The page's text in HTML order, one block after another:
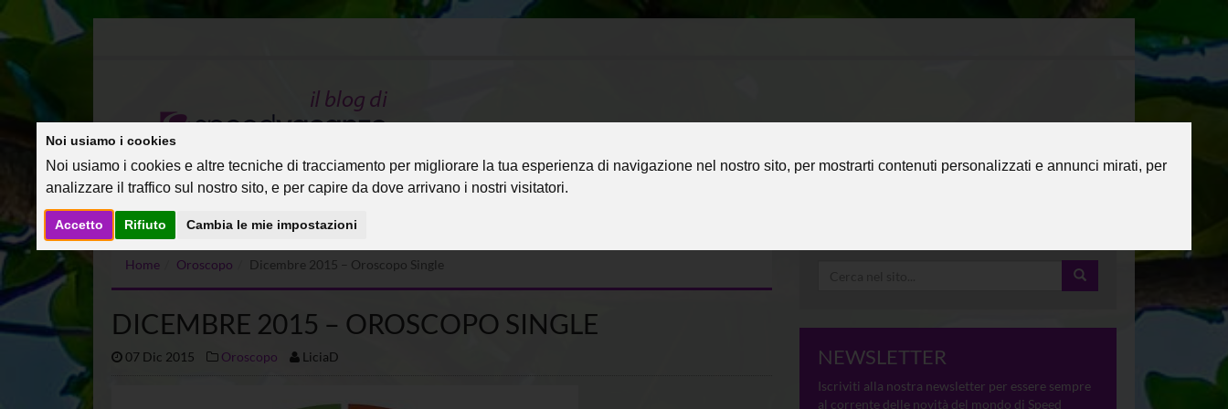
Noi usiamo i cookies
Noi usiamo i cookies e altre tecniche di tracciamento per migliorare la tua esperienza di navigazione nel nostro sito, per mostrarti contenuti personalizzati e annunci mirati, per
analizzare il traffico sul nostro sito, e per capire da dove arrivano i nostri visitatori.
Accetto Rifiuto Cambia le mie impostazioni
Home Oroscopo Dicembre 2015 – Oroscopo Single
DICEMBRE 2015 – OROSCOPO SINGLE
07 Dic 2015 Oroscopo LiciaD NEWSLETTER
Iscriviti alla nostra newsletter per essere sempre
al corrente delle novità del mondo di Speed